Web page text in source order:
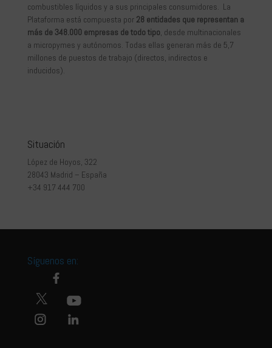
combustibles líquidos y a sus principales consumidores. La
Plataforma está compuesta por 28 entidades que representan a
más de 348.000 empresas de todo tipo , desde multinacionales
a micropymes y autónomos. Todas ellas generan más de 5,7
millones de puestos de trabajo (directos, indirectos e
inducidos).
Situación
López de Hoyos, 322
28043 Madrid – España
+34 917 444 700
Síguenos en: